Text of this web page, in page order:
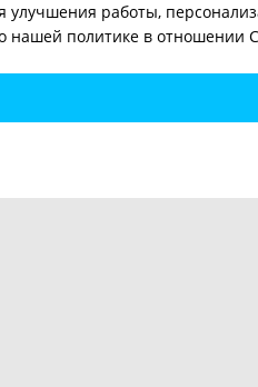
работы,
нашей политике в отношении